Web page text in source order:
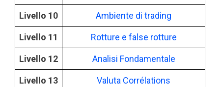
Livello 10 Ambiente di trading
Livello 11 Rotture e false rotture
Livello 12 Analisi Fondamentale
Livello 13 Valuta Corrélations